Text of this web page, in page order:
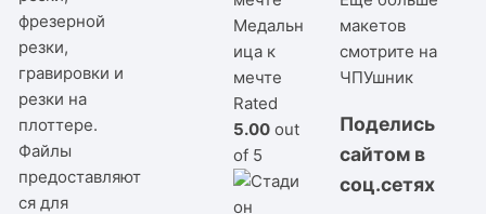
фрезерной
резки,
гравировки и
резки на
плоттере.
Файлы
предоставляют
ся для
Медальн
ица к
мечте
Rated
5.00 out
of 5
макетов
смотрите на
ЧПУшник
Поделись
сайтом в
соц.сетях